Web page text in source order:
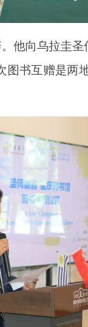
他向乌拉圭
书互赠是